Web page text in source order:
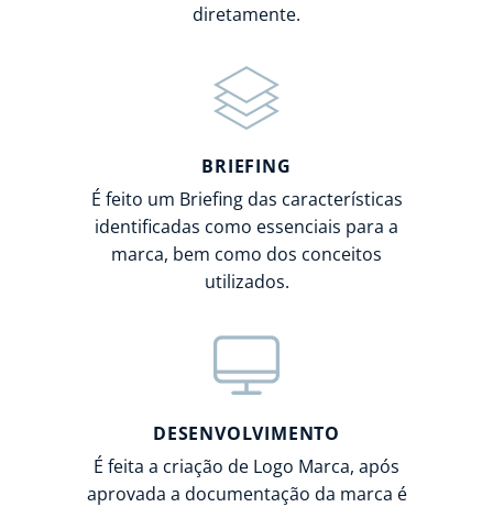
diretamente.
BRIEFING
É feito um Briefing das características
identificadas como essenciais para a
marca, bem como dos conceitos
utilizados.
DESENVOLVIMENTO
É feita a criação de Logo Marca, após
aprovada a documentação da marca é